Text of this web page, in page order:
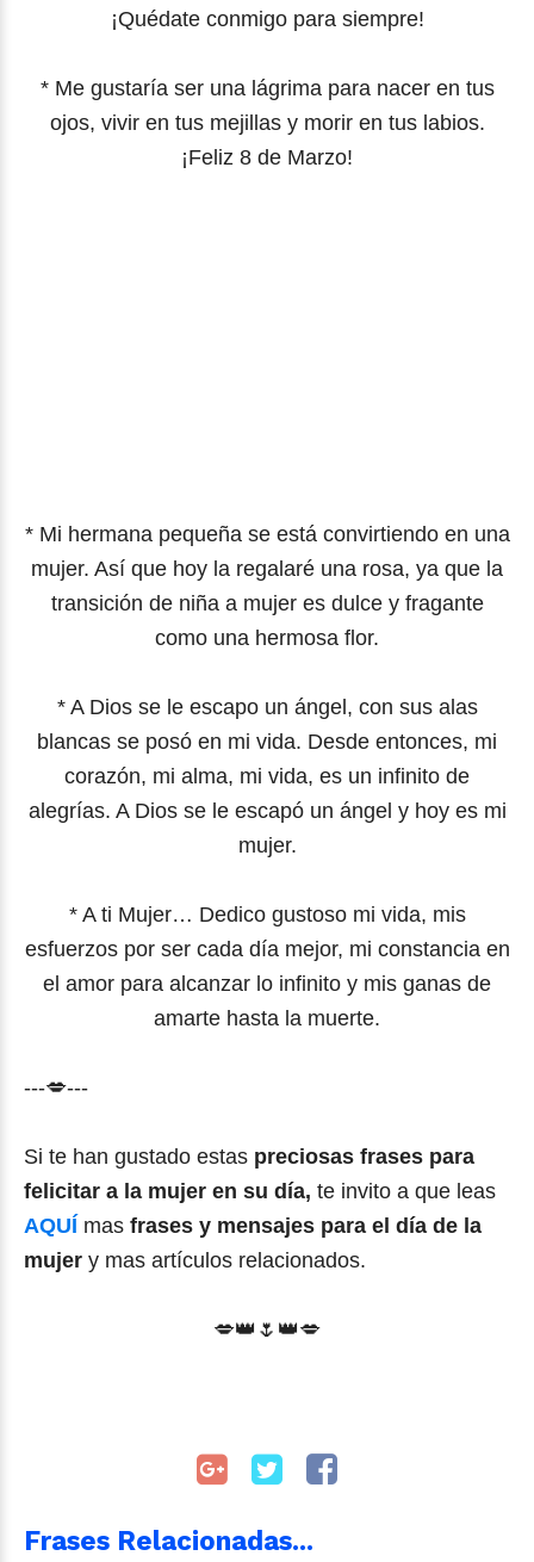
¡Quédate conmigo para siempre!
* Me gustaría ser una lágrima para nacer en tus
ojos, vivir en tus mejillas y morir en tus labios.
¡Feliz 8 de Marzo!
* Mi hermana pequeña se está convirtiendo en una
mujer. Así que hoy la regalaré una rosa, ya que la
transición de niña a mujer es dulce y fragante
como una hermosa flor.
* A Dios se le escapo un ángel, con sus alas
blancas se posó en mi vida. Desde entonces, mi
corazón, mi alma, mi vida, es un infinito de
alegrías. A Dios se le escapó un ángel y hoy es mi
mujer.
* A ti Mujer… Dedico gustoso mi vida, mis
esfuerzos por ser cada día mejor, mi constancia en
el amor para alcanzar lo infinito y mis ganas de
amarte hasta la muerte.
---💋---
Si te han gustado estas preciosas frases para
felicitar a la mujer en su día, te invito a que leas
AQUÍ mas frases y mensajes para el día de la
mujer y mas artículos relacionados.
💋👑🌷👑💋
Frases Relacionadas...